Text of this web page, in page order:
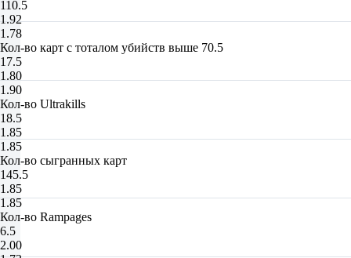
110.5
1.92
1.78
Кол-во карт с тоталом убийств выше 70.5
17.5
1.80
1.90
Кол-во Ultrakills
18.5
1.85
1.85
Кол-во сыгранных карт
145.5
1.85
1.85
Кол-во Rampages
6.5
2.00